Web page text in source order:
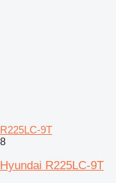
R225LC-9T
8
Hyundai R225LC-9T